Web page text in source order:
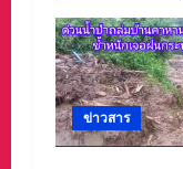
ข่าวสาร